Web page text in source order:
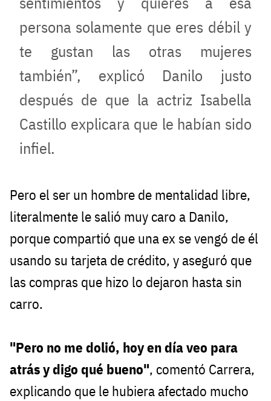
persona solamente que eres débil y
te gustan las otras mujeres
también”, explicó Danilo justo
después de que la actriz Isabella
Castillo explicara que le habían sido
infiel.
Pero el ser un hombre de mentalidad libre,
literalmente le salió muy caro a Danilo,
porque compartió que una ex se vengó de él
usando su tarjeta de crédito, y aseguró que
las compras que hizo lo dejaron hasta sin
carro.
"Pero no me dolió, hoy en día veo para
atrás y digo qué bueno", comentó Carrera,
explicando que le hubiera afectado mucho